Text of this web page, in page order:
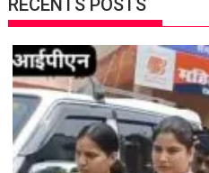
RECENTS POSTS